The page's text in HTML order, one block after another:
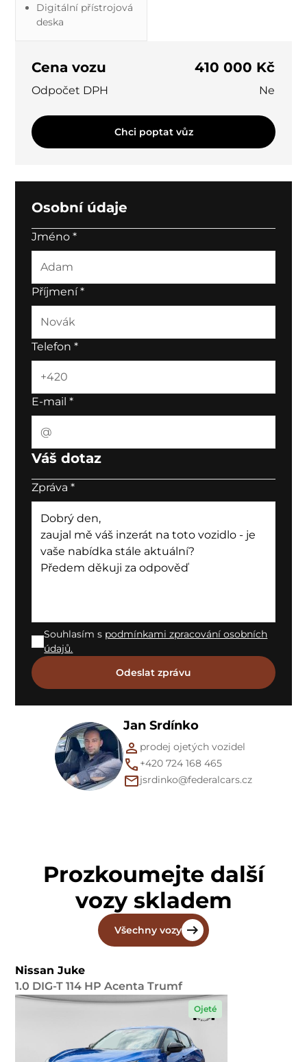
Digitální přístrojová
deska
Cena vozu 410 000 Kč
Odpočet DPH Ne
Chci poptat vůz
Osobní údaje
Jméno*
Příjmení*
Telefon*
E-mail*
Váš dotaz
Zpráva*
Souhlasím s podmínkami zpracování osobních
údajů.
Jan Srdínko
prodej ojetých vozidel
+420 724 168 465
jsrdinko@federalcars.cz
Prozkoumejte další
vozy skladem
Všechny vozy
Nissan Juke
1.0 DIG-T 114 HP Acenta Trumf
Ojeté